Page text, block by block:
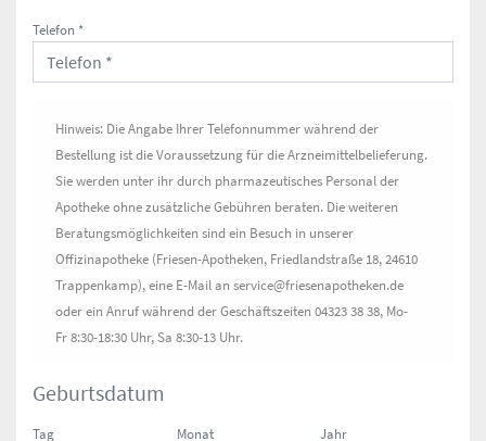
Telefon *
Hinweis: Die Angabe Ihrer Telefonnummer während der
Bestellung ist die Voraussetzung für die Arzneimittelbelieferung.
Sie werden unter ihr durch pharmazeutisches Personal der
Apotheke ohne zusätzliche Gebühren beraten. Die weiteren
Beratungsmöglichkeiten sind ein Besuch in unserer
Offizinapotheke (Friesen-Apotheken, Friedlandstraße 18, 24610
Trappenkamp), eine E-Mail an service@friesenapotheken.de
oder ein Anruf während der Geschäftszeiten 04323 38 38, Mo-
Fr 8:30-18:30 Uhr, Sa 8:30-13 Uhr.
Geburtsdatum
Tag Monat Jahr